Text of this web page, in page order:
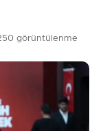
görüntülenme